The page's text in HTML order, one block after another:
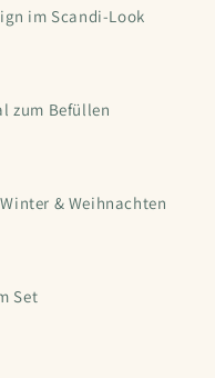
im Scandi-Look
zum Befüllen
& Weihnachten
Set